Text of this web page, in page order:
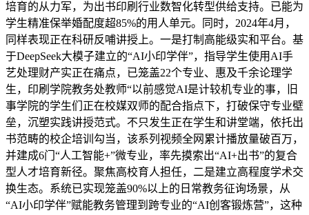
培育的从力军，为出书印刷行业数智化转型供给支持。已能为
学生精准保举婚配度超85%的用人单元。同时，2024年4月，
同样表现正在科研反哺讲授上。一是打制高能级实和平台。基
于DeepSeek大模子建立的“AI小印学伴”，指导学生使用AI手
艺处理财产实正在痛点，已笼盖22个专业、惠及千余论理学
生，印刷学院教务处教师“以前感觉AI是计较机专业的事，旧
事学院的学生们正在校媒双师的配合指点下，打破保守专业壁
垒，沉塑实践讲授范式。不只发生正在学生和讲堂端，依托出
书范畴的校企培训勾当，该系列视频全网累计播放量破百万，
并建成6门“人工智能+”微专业，率先摸索出“AI+出书”的复合
型人才培育新径。聚焦高校育人担任，二是建立高程度学术交
换生态。系统已实现笼盖90%以上的日常教务征询场景，从
“AI小印学伴”赋能教务管理到跨专业的“AI创客锻炼营”，这种